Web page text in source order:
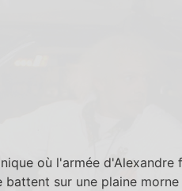
où l'armée d'Alexandre
battent sur une plaine